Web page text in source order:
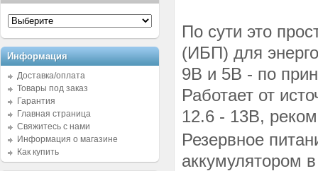
По сути это
(ИБП) для
9В и 5В - по
Работает от
12.6 - 13В,
Резервное
аккумулятором
Информация
Доставка/оплата
Товары под заказ
Гарантия
Главная страница
Свяжитесь с нами
Информация о магазине
Как купить